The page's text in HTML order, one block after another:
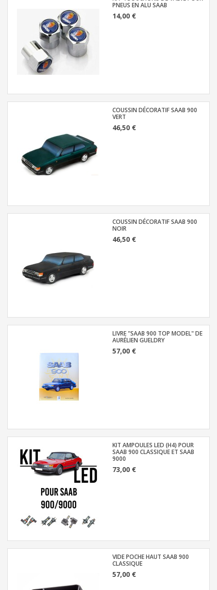
PNEUS EN ALU SAAB
14,00 €
COUSSIN DÉCORATIF SAAB 900
VERT
46,50 €
COUSSIN DÉCORATIF SAAB 900
NOIR
46,50 €
LIVRE "SAAB 900 TOP MODEL" DE
AURÉLIEN GUELDRY
57,00 €
KIT AMPOULES LED (H4) POUR
SAAB 900 CLASSIQUE ET SAAB
9000
73,00 €
VIDE POCHE HAUT SAAB 900
CLASSIQUE
57,00 €